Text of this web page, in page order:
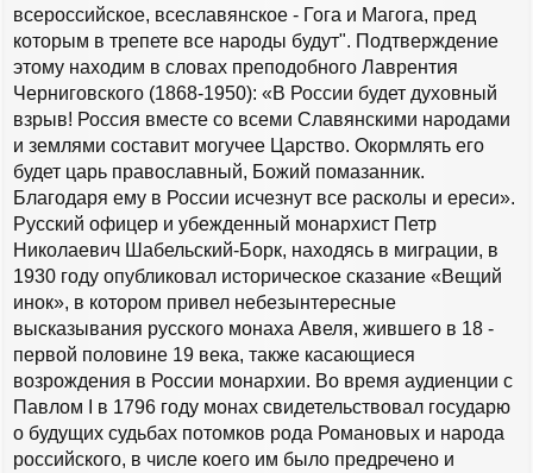
всероссийское, всеславянское - Гога и Магога, пред
которым в трепете все народы будут". Подтверждение
этому находим в словах преподобного Лаврентия
Черниговского (1868-1950): «В России будет духовный
взрыв! Россия вместе со всеми Славянскими народами
и землями составит могучее Царство. Окормлять его
будет царь православный, Божий помазанник.
Благодаря ему в России исчезнут все расколы и ереси».
Русский офицер и убежденный монархист Петр
Николаевич Шабельский-Борк, находясь в миграции, в
1930 году опубликовал историческое сказание «Вещий
инок», в котором привел небезынтересные
высказывания русского монаха Авеля, жившего в 18 -
первой половине 19 века, также касающиеся
возрождения в России монархии. Во время аудиенции с
Павлом I в 1796 году монах свидетельствовал государю
о будущих судьбах потомков рода Романовых и народа
российского, в числе коего им было предречено и